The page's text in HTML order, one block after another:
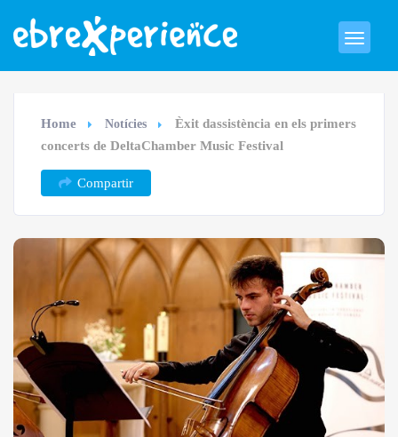
Home Notícies
Èxit dassistència en els primers
concerts de DeltaChamber Music Festival
Compartir